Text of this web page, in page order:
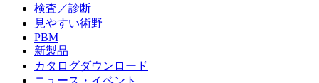
検査／診断
見やすい術野
PBM
新製品
カタログダウンロード
ニュース・イベント